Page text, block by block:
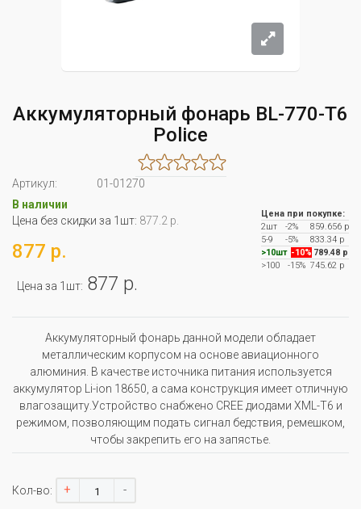
Аккумуляторный фонарь BL-770-T6
Police
Артикул:
01-01270
В наличии
Цена без скидки за 1шт: 877.2 р.
877 р.
Цена за 1шт: 877 р.
Цена при покупке:
2шт
-2%
859.656 р
5-9
-5%
833.34 р
>10шт -10% 789.48 р
>100
-15% 745.62 р
Аккумуляторный фонарь данной модели обладает
металлическим корпусом на основе авиационного
алюминия. В качестве источника питания используется
аккумулятор Li-ion 18650, а сама конструкция имеет отличную
влагозащиту.Устройство снабжено CREE диодами XML-T6 и
режимом, позволяющим подать сигнал бедствия, ремешком,
чтобы закрепить его на запястье.
Кол-во: + -